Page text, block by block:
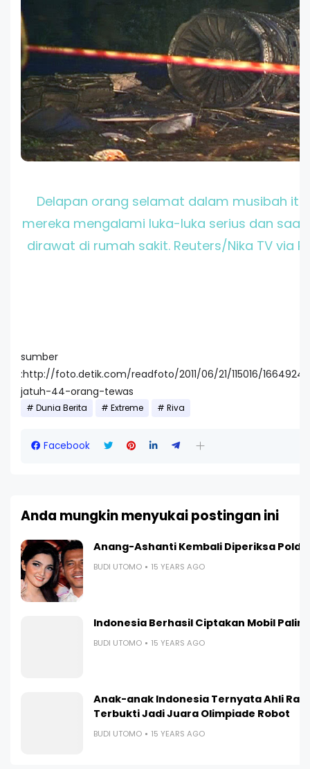
Delapan orang selamat dalam musibah
mereka mengalami luka-luka serius dan saat
dirawat di rumah sakit. Reuters/Nika TV via
sumber
:http://foto.detik.com/readfoto/2011/06/21/115016/1664924/
jatuh-44-orang-tewas
Dunia Berita Extreme Riva
Facebook
Anda mungkin menyukai postingan ini
Anang-Ashanti Kembali Diperiksa
BUDI UTOMO 15 YEARS AGO
Indonesia Berhasil Ciptakan Mobil
BUDI UTOMO 15 YEARS AGO
Anak-anak Indonesia Ternyata Ahli
Terbukti Jadi Juara Olimpiade Robot
BUDI UTOMO 15 YEARS AGO